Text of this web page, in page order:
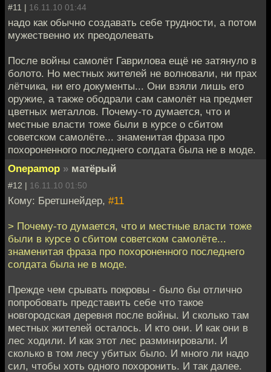
#11 | 16.11.10 01:44
надо как обычно создавать себе трудности, а потом
мужественно их преодолевать
После войны самолёт Гаврилова ещё не затянуло в
болото. Но местных жителей не волновали, ни прах
лётчика, ни его документы... Они взяли лишь его
оружие, а также ободрали сам самолёт на предмет
цветных металлов. Почему-то думается, что и
местные власти тоже были в курсе о сбитом
советском самолёте... знаменитая фраза про
похороненного последнего солдата была не в моде.
Onepamop » матёрый
#12 | 16.11.10 01:50
Кому: Бретшнейдер, #11
> Почему-то думается, что и местные власти тоже
были в курсе о сбитом советском самолёте...
знаменитая фраза про похороненного последнего
солдата была не в моде.
Прежде чем срывать покровы - было бы отлично
попробовать представить себе что такое
новгородская деревня после войны. И сколько там
местных жителей осталось. И кто они. И как они в
лес ходили. И как этот лес разминировали. И
сколько в том лесу убитых было. И много ли надо
сил, чтобы хоть одного похоронить. И так далее.